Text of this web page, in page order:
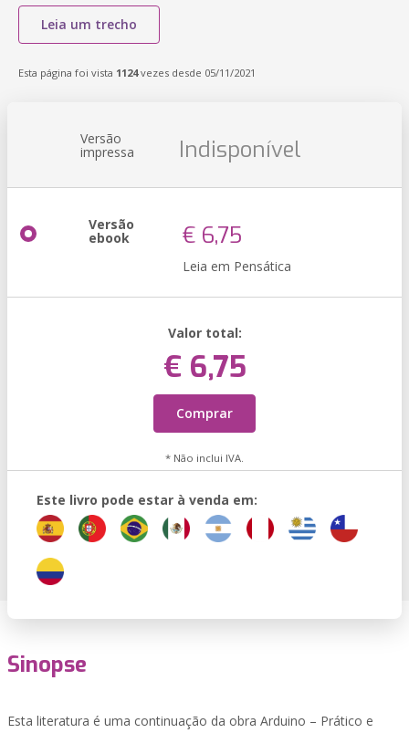
Leia um trecho
Esta página foi vista 1124vezes desde 05/11/2021
Versão
impressa Indisponível
Versão
ebook € 6,75
Leia em Pensática
Valor total:
€ 6,75
Comprar
* Não inclui IVA.
Este livro pode estar à venda em:
Sinopse
Esta literatura é uma continuação da obra Arduino – Prático e